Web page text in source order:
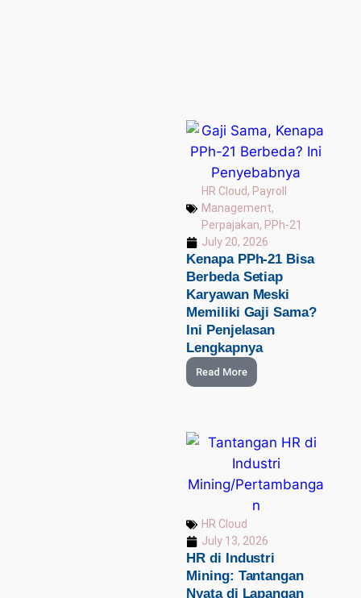
HR Cloud, Payroll
Management,
Perpajakan, PPh-21
July 20, 2026
Kenapa PPh-21 Bisa
Berbeda Setiap
Karyawan Meski
Memiliki Gaji Sama?
Ini Penjelasan
Lengkapnya
Read More
HR Cloud
July 13, 2026
HR di Industri
Mining: Tantangan
Nyata di Lapangan